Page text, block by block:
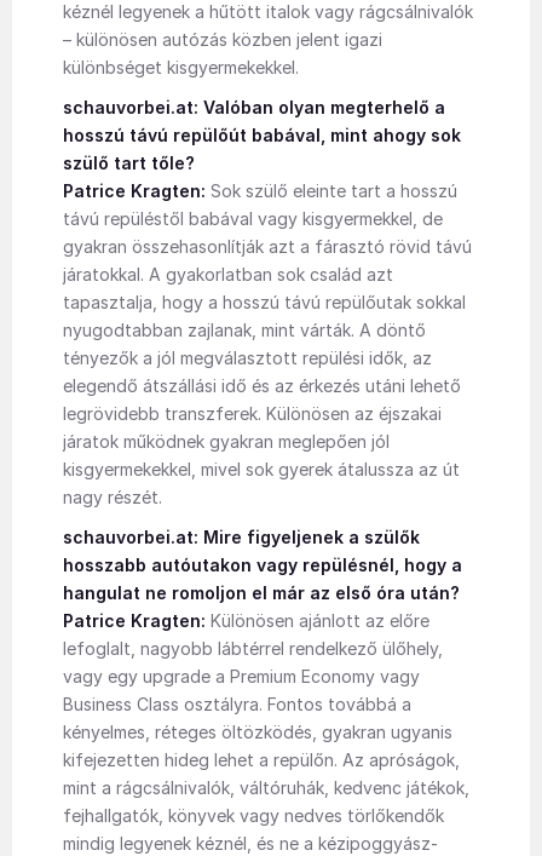
kéznél legyenek a hűtött italok vagy rágcsálnivalók
– különösen autózás közben jelent igazi
különbséget kisgyermekekkel.
schauvorbei.at: Valóban olyan megterhelő a
hosszú távú repülőút babával, mint ahogy sok
szülő tart tőle?
Patrice Kragten: Sok szülő eleinte tart a hosszú
távú repüléstől babával vagy kisgyermekkel, de
gyakran összehasonlítják azt a fárasztó rövid távú
járatokkal. A gyakorlatban sok család azt
tapasztalja, hogy a hosszú távú repülőutak sokkal
nyugodtabban zajlanak, mint várták. A döntő
tényezők a jól megválasztott repülési idők, az
elegendő átszállási idő és az érkezés utáni lehető
legrövidebb transzferek. Különösen az éjszakai
járatok működnek gyakran meglepően jól
kisgyermekekkel, mivel sok gyerek átalussza az út
nagy részét.
schauvorbei.at: Mire figyeljenek a szülők
hosszabb autóutakon vagy repülésnél, hogy a
hangulat ne romoljon el már az első óra után?
Patrice Kragten: Különösen ajánlott az előre
lefoglalt, nagyobb lábtérrel rendelkező ülőhely,
vagy egy upgrade a Premium Economy vagy
Business Class osztályra. Fontos továbbá a
kényelmes, réteges öltözködés, gyakran ugyanis
kifejezetten hideg lehet a repülőn. Az apróságok,
mint a rágcsálnivalók, váltóruhák, kedvenc játékok,
fejhallgatók, könyvek vagy nedves törlőkendők
mindig legyenek kéznél, és ne a kézipoggyász-